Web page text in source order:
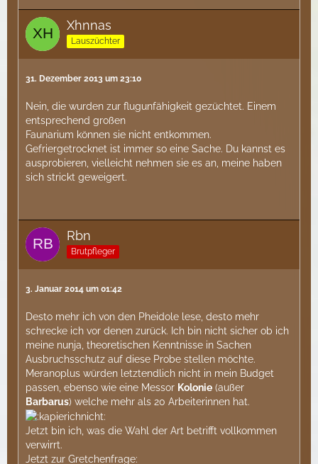
Xhnnas
Lauszüchter
31. Dezember 2013 um 23:10
Nein, die wurden zur flugunfähigkeit gezüchtet. Einem
entsprechend großen
Faunarium können sie nicht entkommen.
Gefriergetrocknet ist immer so eine Sache. Du kannst es
ausprobieren, vielleicht nehmen sie es an, meine haben
sich strickt geweigert.
Rbn
Brutpfleger
3. Januar 2014 um 01:42
Desto mehr ich von den Pheidole lese, desto mehr
schrecke ich vor denen zurück. Ich bin nicht sicher ob ich
meine nunja, theoretischen Kenntnisse in Sachen
Ausbruchsschutz auf diese Probe stellen möchte.
Meranoplus würden letztendlich nicht in mein Budget
passen, ebenso wie eine Messor Kolonie (außer
Barbarus) welche mehr als 20 Arbeiterinnen hat.
Jetzt bin ich, was die Wahl der Art betrifft vollkommen
verwirrt.
Jetzt zur Gretchenfrage: